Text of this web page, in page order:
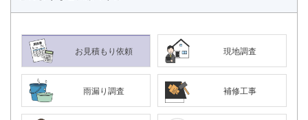
お見積もり依頼 現地調査
雨漏り調査 補修工事